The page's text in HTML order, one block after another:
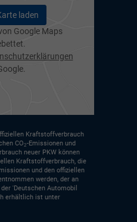
laden
Google Maps
Kraftstoffverbrauch
CO2-Emissionen und
neuer PKW können
Kraftstoffverbrauch, die
und den offiziellen
werden, der an
'Deutschen Automobil
erhältlich ist unter